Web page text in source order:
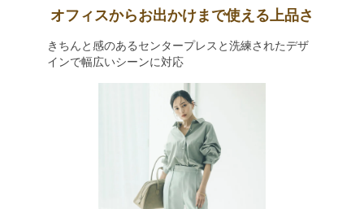
オフィスからお出かけまで使える上品さ
きちんと感のあるセンタープレスと洗練されたデザ
インで幅広いシーンに対応